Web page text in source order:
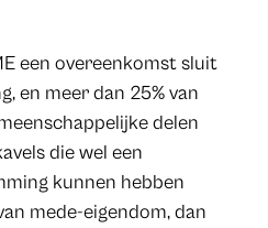
een overeenkomst sluit
en meer dan 25% van
delen
die wel een
kunnen hebben
mede-eigendom, dan